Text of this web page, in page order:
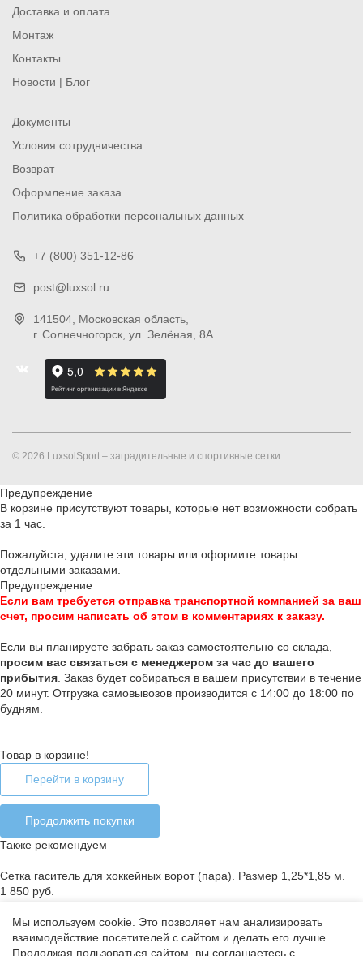
Доставка и оплата
Монтаж
Контакты
Новости | Блог
Документы
Условия сотрудничества
Возврат
Оформление заказа
Политика обработки персональных данных
+7 (800) 351-12-86
post@luxsol.ru
141504 , Московская область,
г. Солнечногорск ул. Зелёная, 8А
© 2026 LuxsolSport – заградительные и спортивные сетки
Мы используем cookie. Это позволяет нам анализировать
взаимодействие посетителей с сайтом и делать его лучше.
Продолжая пользоваться сайтом, вы соглашаетесь с
Предупреждение
В корзине присутствуют товары, которые нет возможности собрать
за 1 час.
Пожалуйста, удалите эти товары или оформите товары
отдельными заказами.
Предупреждение
Если вам требуется отправка транспортной компанией за ваш
счет, просим написать об этом в комментариях к заказу.
Если вы планируете забрать заказ самостоятельно со склада,
просим вас связаться с менеджером за час до вашего
прибытия . Заказ будет собираться в вашем присутствии в течение
20 минут. Отгрузка самовывозов производится с 14:00 до 18:00 по
будням.
Товар в корзине!
Перейти в корзину
Продолжить покупки
Также рекомендуем
Сетка гаситель для хоккейных ворот (пара). Размер 1,25*1,85 м.
1 850 руб.
Ошибка добавления товара в корзину